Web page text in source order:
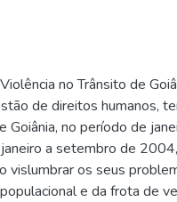
no Trânsito de
de direitos humanos,
Goiânia, no período de
a setembro de
vislumbrar os seus
e da frota de